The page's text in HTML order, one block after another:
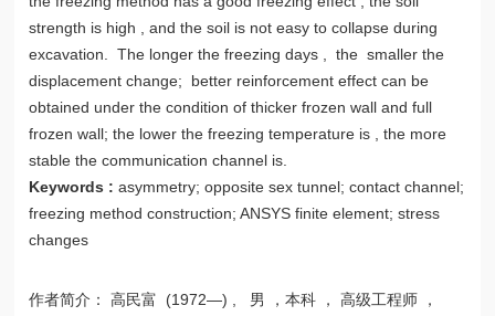
strength is high , and the soil is not easy to collapse during
excavation. The longer the freezing days , the smaller the
displacement change; better reinforcement effect can be
obtained under the condition of thicker frozen wall and full
frozen wall; the lower the freezing temperature is , the more
stable the communication channel is.
Keywords : asymmetry; opposite sex tunnel; contact channel;
freezing method construction; ANSYS finite element; stress
changes
作者简介： 高民富 (1972—) , 男 ，本科 ， 高级工程师 ，